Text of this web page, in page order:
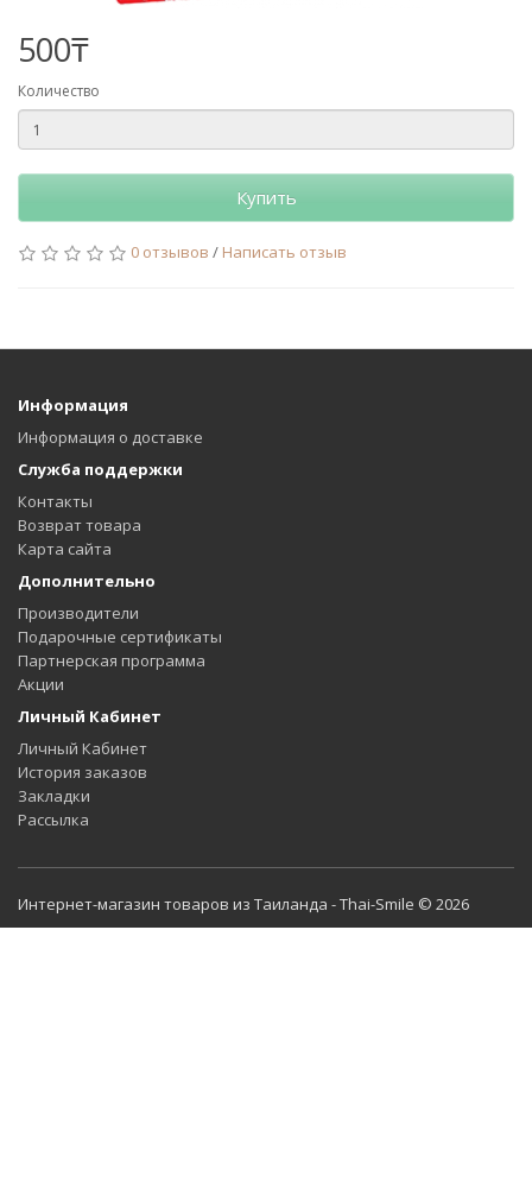
500₸
Количество
Купить
0 отзывов / Написать отзыв
Информация
Информация о доставке
Служба поддержки
Контакты
Возврат товара
Карта сайта
Дополнительно
Производители
Подарочные сертификаты
Партнерская программа
Акции
Личный Кабинет
Личный Кабинет
История заказов
Закладки
Рассылка
Интернет-магазин товаров из Таиланда - Thai-Smile © 2026